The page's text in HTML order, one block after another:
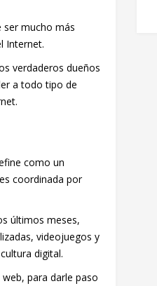
ser mucho más
Internet.
verdaderos dueños
a todo tipo de
como un
coordinada por
últimos meses,
videojuegos y
digital.
para darle paso